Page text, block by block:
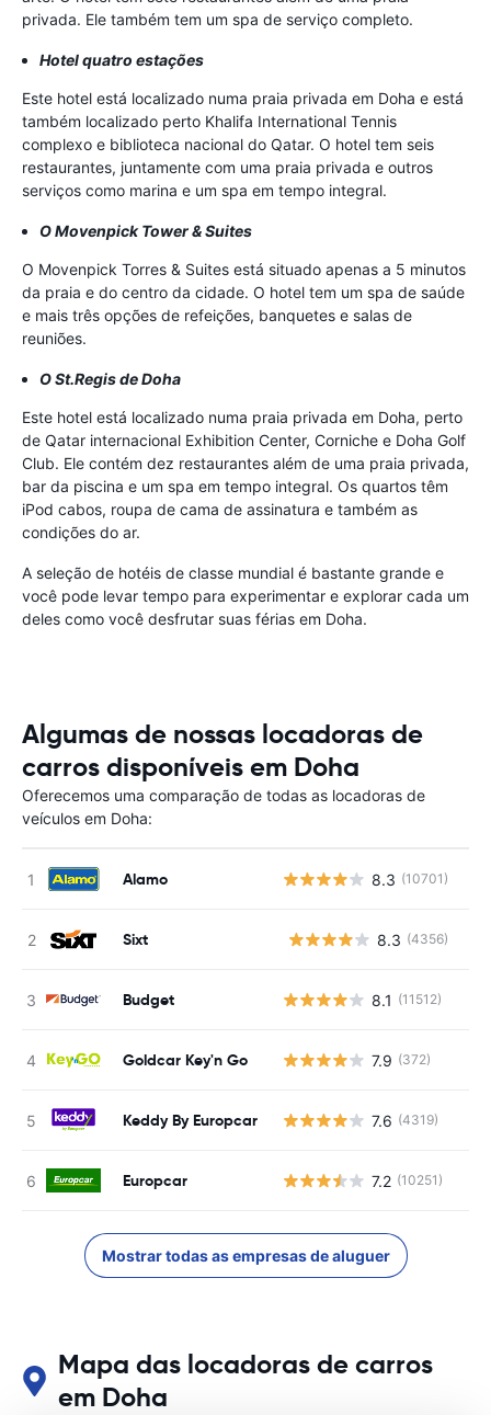
privada. Ele também tem um spa de serviço completo.
Hotel quatro estações
Este hotel está localizado numa praia privada em Doha e está
também localizado perto Khalifa International Tennis
complexo e biblioteca nacional do Qatar. O hotel tem seis
restaurantes, juntamente com uma praia privada e outros
serviços como marina e um spa em tempo integral.
O Movenpick Tower & Suites
O Movenpick Torres & Suites está situado apenas a 5 minutos
da praia e do centro da cidade. O hotel tem um spa de saúde
e mais três opções de refeições, banquetes e salas de
reuniões.
O St.Regis de Doha
Este hotel está localizado numa praia privada em Doha, perto
de Qatar internacional Exhibition Center, Corniche e Doha Golf
Club. Ele contém dez restaurantes além de uma praia privada,
bar da piscina e um spa em tempo integral. Os quartos têm
iPod cabos, roupa de cama de assinatura e também as
condições do ar.
A seleção de hotéis de classe mundial é bastante grande e
você pode levar tempo para experimentar e explorar cada um
deles como você desfrutar suas férias em Doha.
Algumas de nossas locadoras de
carros disponíveis em Doha
Oferecemos uma comparação de todas as locadoras de
veículos em Doha:
Alamo 8.3 (10701)
Sixt 8.3 (4356)
Budget 8.1 (11512)
Goldcar Key'n Go 7.9 (372)
Keddy By Europcar 7.6 (4319)
Europcar 7.2 (10251)
Mostrar todas as empresas de aluguer
Mapa das locadoras de carros
em Doha